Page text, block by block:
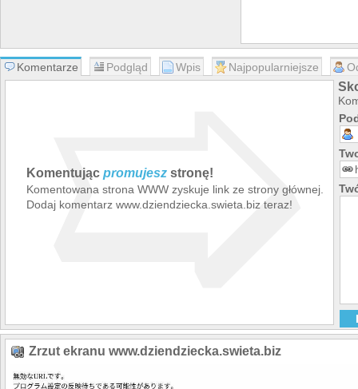
Komentarze Podgląd Wpis Najpopularniejsze
Komentując promujesz stronę!
Komentowana strona WWW zyskuje link ze strony głównej.
Dodaj komentarz www.dziendziecka.swieta.biz teraz!
➯
Zrzut ekranu www.dziendziecka.swieta.biz